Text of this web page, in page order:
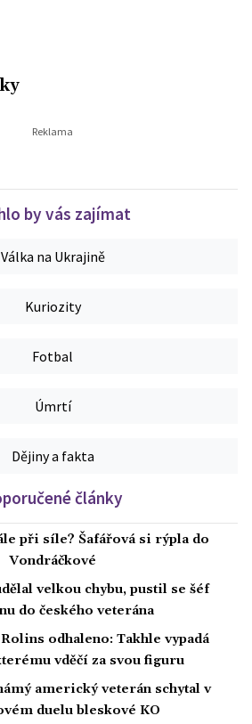
by vás zajímat
Válka na Ukrajině
Kuriozity
Fotbal
Úmrtí
Dějiny a fakta
články
při síle? Šafářová si rýpla do
Vondráčkové
velkou chybu, pustil se šéf
do českého veterána
odhaleno: Takhle vypadá
vděčí za svou figuru
americký veterán schytal v
duelu bleskové KO